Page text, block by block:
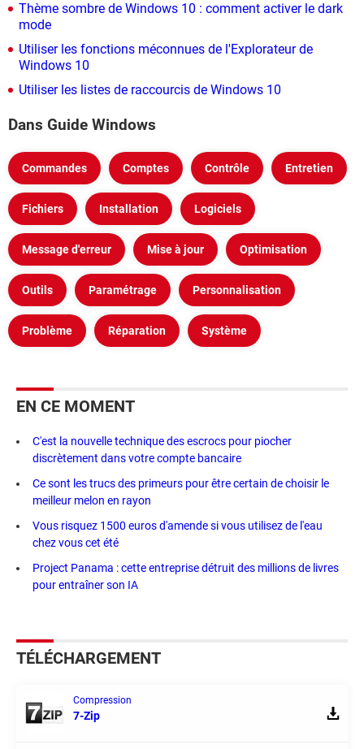
Thème sombre de Windows 10 : comment activer le dark
mode
Utiliser les fonctions méconnues de l'Explorateur de
Windows 10
Utiliser les listes de raccourcis de Windows 10
Dans Guide Windows
Commandes Comptes Contrôle Entretien
Fichiers Installation Logiciels
Message d'erreur Mise à jour Optimisation
Outils Paramétrage Personnalisation
Problème Réparation Système
EN CE MOMENT
C'est la nouvelle technique des escrocs pour piocher
discrètement dans votre compte bancaire
Ce sont les trucs des primeurs pour être certain de choisir le
meilleur melon en rayon
Vous risquez 1500 euros d'amende si vous utilisez de l'eau
chez vous cet été
Project Panama : cette entreprise détruit des millions de livres
pour entraîner son IA
TÉLÉCHARGEMENT
Compression
7-Zip